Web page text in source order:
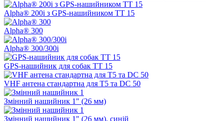
Alpha® 200i з GPS-нашийником TT 15
Alpha® 300
Alpha® 300/300i
GPS-нашийник для собак TT 15
VHF антена стандартна для T5 та DC 50
Змінний нашийник 1" (26 мм)
Змінний нашийник 1" (26 мм), синій